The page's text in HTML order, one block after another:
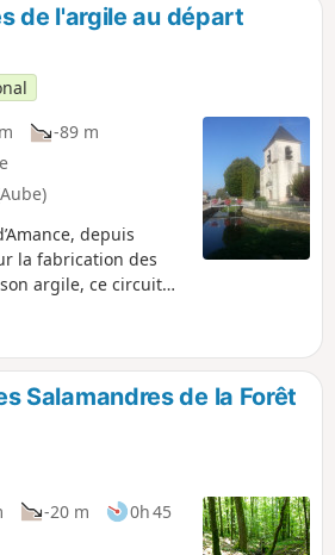
de l'argile au départ
-89 m
depuis
la fabrication des
argile, ce circuit
la campagne et la
la Ville-au-Bois.
Salamandres de la Forêt
-20 m
0h 45